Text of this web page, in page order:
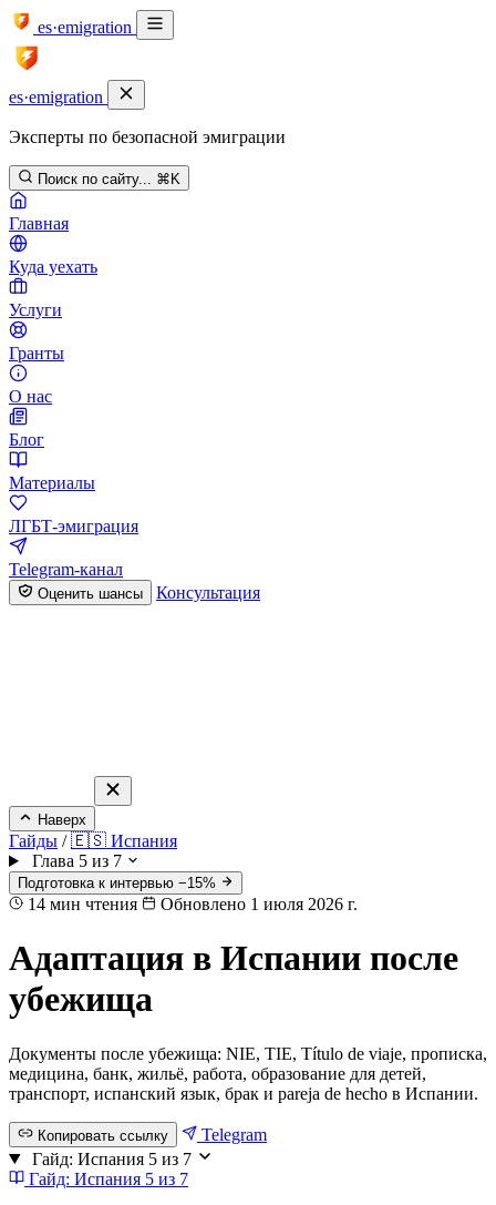
es·emigration
es·emigration
Эксперты по безопасной эмиграции
Поиск по сайту... ⌘K
Главная
Куда уехать
Услуги
Гранты
О нас
Блог
Материалы
ЛГБТ-эмиграция
Telegram-канал
Оценить шансы Консультация
Наверх
Гайды / 🇪🇸 Испания
Глава 5 из 7
Подготовка к интервью −15%
14 мин чтения Обновлено 1 июля 2026 г.
Адаптация в Испании после
убежища
Документы после убежища: NIE, TIE, Título de viaje, прописка,
медицина, банк, жильё, работа, образование для детей,
транспорт, испанский язык, брак и pareja de hecho в Испании.
Копировать ссылку
Telegram
Гайд: Испания 5 из 7
Гайд: Испания 5 из 7